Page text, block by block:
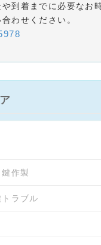
到着までに必要なお
わせください。
作製
ラブル